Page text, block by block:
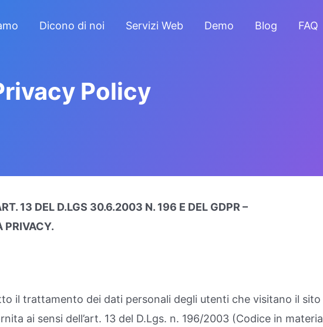
Dicono di noi Servizi Web Demo Blog FAQ
Policy
13 DEL D.LGS 30.6.2003 N. 196 E DEL GDPR –
PRIVACY.
il trattamento dei dati personali degli utenti che visitano il sito
ai sensi dell’art. 13 del D.Lgs. n. 196/2003 (Codice in materia